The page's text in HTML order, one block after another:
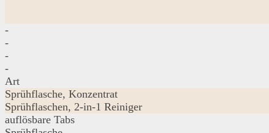
-
-
-
-
Art
Sprühflasche, Konzentrat
Sprühflaschen, 2-in-1 Reiniger
auflösbare Tabs